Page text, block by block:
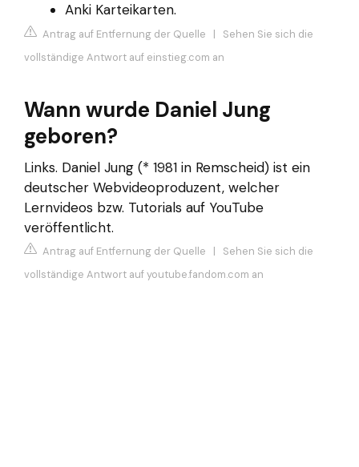
Anki Karteikarten.
Antrag auf Entfernung der Quelle | Sehen Sie sich die
vollständige Antwort auf einstieg.com an
Wann wurde Daniel Jung
geboren?
Links. Daniel Jung (* 1981 in Remscheid) ist ein
deutscher Webvideoproduzent, welcher
Lernvideos bzw. Tutorials auf YouTube
veröffentlicht.
Antrag auf Entfernung der Quelle | Sehen Sie sich die
vollständige Antwort auf youtube.fandom.com an